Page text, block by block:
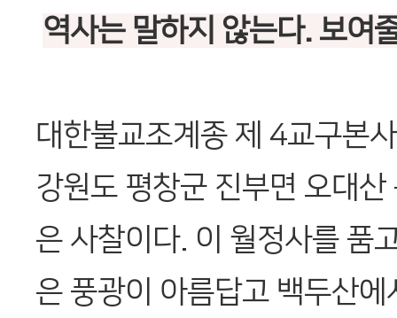
역사는 말하지 않는다. 보여
대한불교조계종 제 4교구본
강원도 평창군 진부면 오대
은 사찰이다. 이 월정사를 품
은 풍광이 아름답고 백두산